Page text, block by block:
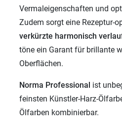
Vermaleigenschaften und
Zudem sorgt eine Rezeptur-
verkürzte harmonisch
töne ein Garant für brillante
Oberflächen.
Norma Professional ist
feinsten Künstler-Harz-
Ölfarben kombinierbar.